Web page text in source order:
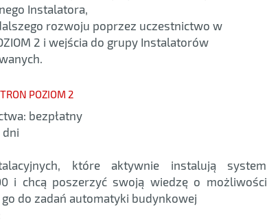
Instalatora,
rozwoju poprzez uczestnictwo w
2 i wejścia do grupy Instalatorów
POZIOM 2
bezpłatny
dni
które aktywnie instalują system
i chcą poszerzyć swoją wiedzę o możliwości
do zadań automatyki budynkowej